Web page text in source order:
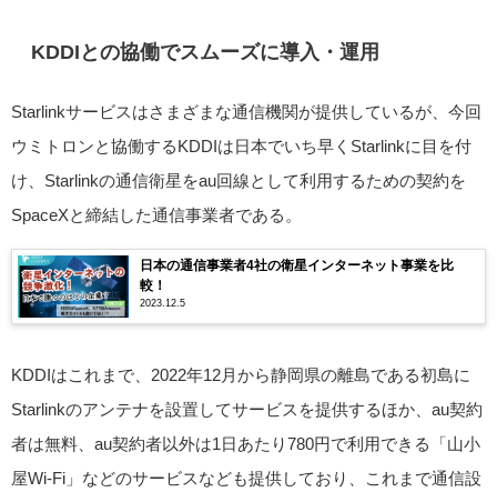
KDDIとの協働でスムーズに導入・運用
Starlinkサービスはさまざまな通信機関が提供しているが、今回
ウミトロンと協働するKDDIは日本でいち早くStarlinkに目を付
け、Starlinkの通信衛星をau回線として利用するための契約を
SpaceXと締結した通信事業者である。
日本の通信事業者4社の衛星インターネット事業を比
較！
2023.12.5
KDDIはこれまで、2022年12月から静岡県の離島である初島に
Starlinkのアンテナを設置してサービスを提供するほか、au契約
者は無料、au契約者以外は1日あたり780円で利用できる「山小
屋Wi-Fi」などのサービスなども提供しており、これまで通信設